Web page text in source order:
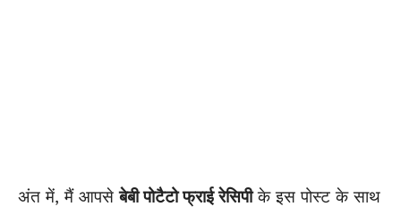
अंत में, मैं आपसेबेबी पोटैटो फ्राई रेसिपीके इस पोस्ट के साथ